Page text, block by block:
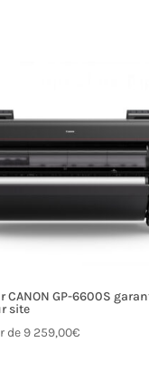
CANON GP-6600S
site
de 9 259,00€